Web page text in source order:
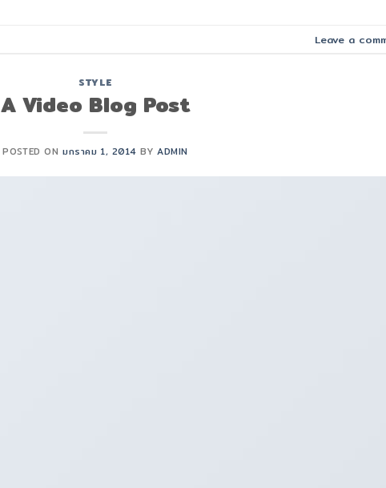
Leave a
STYLE
A Video Blog Post
POSTED ONมกราคม 1, 2014 BYADMIN